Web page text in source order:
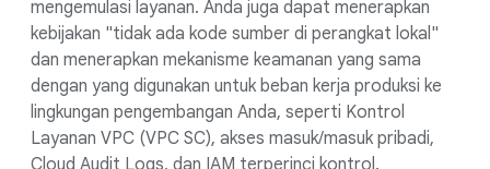
mengemulasi layanan. Anda juga dapat menerapkan
kebijakan "tidak ada kode sumber di perangkat lokal"
dan menerapkan mekanisme keamanan yang sama
dengan yang digunakan untuk beban kerja produksi ke
lingkungan pengembangan Anda, seperti Kontrol
Layanan VPC (VPC SC), akses masuk/masuk pribadi,
Cloud Audit Logs, dan IAM terperinci kontrol.